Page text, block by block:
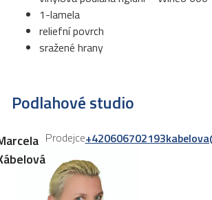
1-lamela
reliefní povrch
sražené hrany
Podlahové studio
Prodejce+420606702193